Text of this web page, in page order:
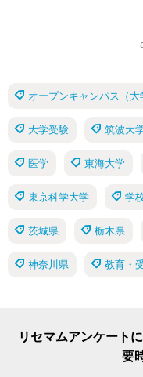
オープンキャンパス（大
大学受験 筑波大
医学 東海大学
東京科学大学 学
茨城県 栃木県
神奈川県 教育・
リセマムアンケート
要